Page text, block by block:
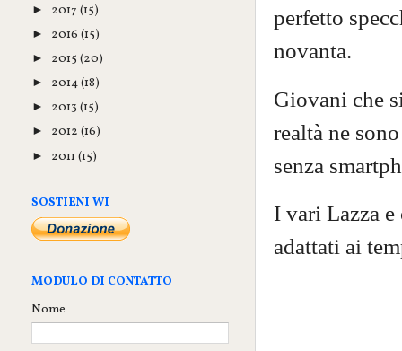
perfetto
novanta.
Giovani che
realtà ne
senza
I vari Lazza
adattati ai
► 2017 (15)
► 2016 (15)
► 2015 (20)
► 2014(18)
► 2013 (15)
► 2012 (16)
► 2011 (15)
SOSTIENI WI
MODULO DI CONTATTO
Nome